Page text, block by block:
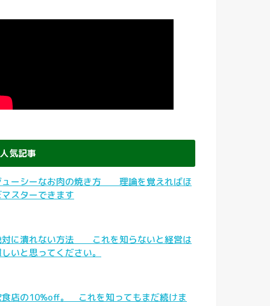
人気記事
ューシーなお肉の焼き方 理論を覚えればほ
スターできます
対に潰れない方法 これを知らないと経営は
いと思ってください。
食店の10%off。 これを知ってもまだ続けま